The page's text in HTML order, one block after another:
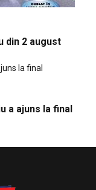
din 2 august
a ajuns la final